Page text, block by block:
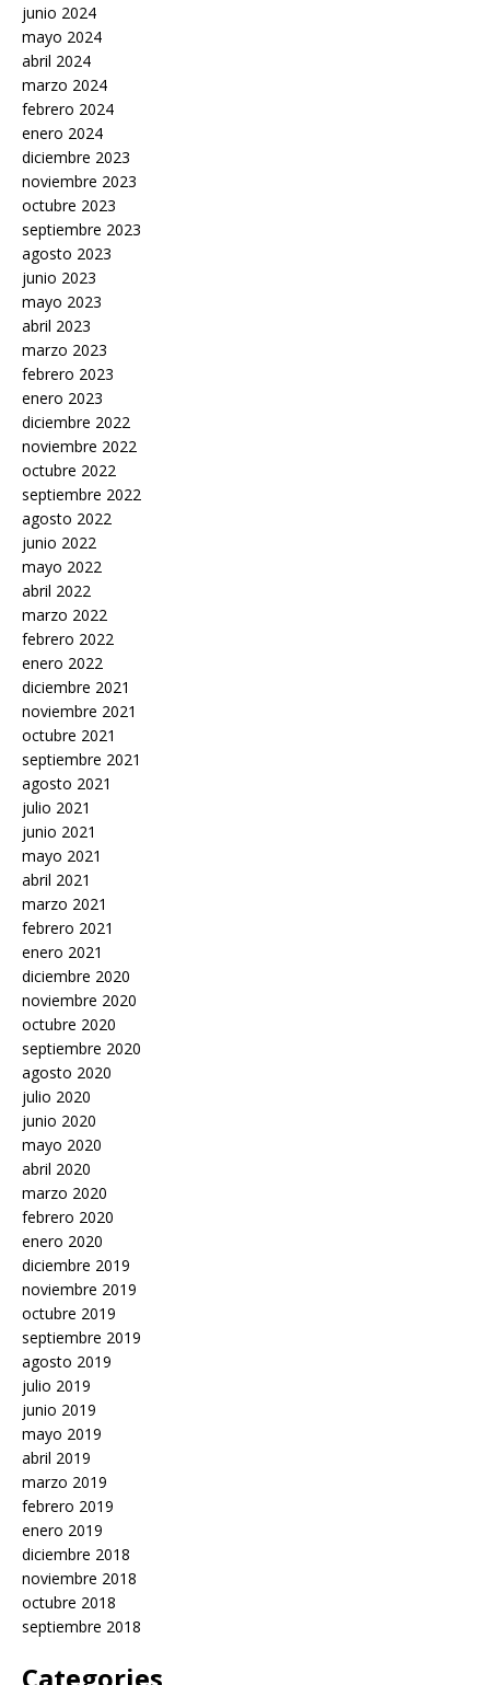
junio 2024
mayo 2024
abril 2024
marzo 2024
febrero 2024
enero 2024
diciembre 2023
noviembre 2023
octubre 2023
septiembre 2023
agosto 2023
junio 2023
mayo 2023
abril 2023
marzo 2023
febrero 2023
enero 2023
diciembre 2022
noviembre 2022
octubre 2022
septiembre 2022
agosto 2022
junio 2022
mayo 2022
abril 2022
marzo 2022
febrero 2022
enero 2022
diciembre 2021
noviembre 2021
octubre 2021
septiembre 2021
agosto 2021
julio 2021
junio 2021
mayo 2021
abril 2021
marzo 2021
febrero 2021
enero 2021
diciembre 2020
noviembre 2020
octubre 2020
septiembre 2020
agosto 2020
julio 2020
junio 2020
mayo 2020
abril 2020
marzo 2020
febrero 2020
enero 2020
diciembre 2019
noviembre 2019
octubre 2019
septiembre 2019
agosto 2019
julio 2019
junio 2019
mayo 2019
abril 2019
marzo 2019
febrero 2019
enero 2019
diciembre 2018
noviembre 2018
octubre 2018
septiembre 2018
Categories